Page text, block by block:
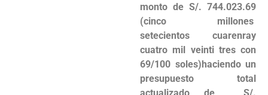
monto de S/. 744.023.69
(cinco millones
setecientos cuarenray
cuatro mil veinti tres con
69/100 soles)haciendo un
presupuesto total
actualizado de S/.